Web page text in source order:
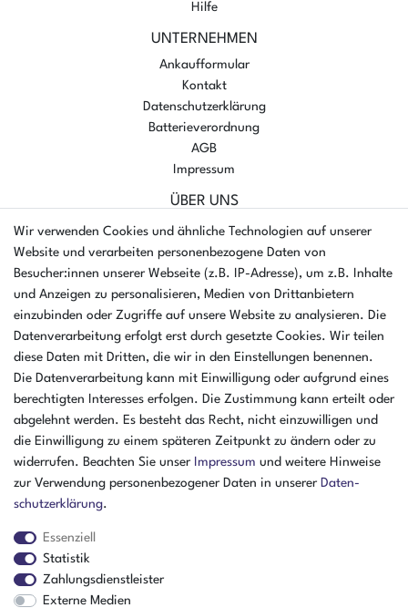
Hilfe
UNTERNEHMEN
Ankaufformular
Kontakt
Datenschutzerklärung
Batterieverordnung
AGB
Impressum
ÜBER UNS
AMIKON GMBH
Einsteinstr. 8a
46325 Borken
Deutschland
Öffnungszeiten Montag - Donnerstag
07:30 - 16:00 Uhr
Öffnungszeiten Freitag
07:30 - 15:00 Uhr
ZAHLUNGSARTEN
Wir verwenden Cookies und ähnliche Technologien auf unserer
Website und verarbeiten personenbezogene Daten von
Besucher:innen unserer Webseite (z.B. IP-Adresse), um z.B. Inhalte
und Anzeigen zu personalisieren, Medien von Drittanbietern
einzubinden oder Zugriffe auf unsere Website zu analysieren. Die
Datenverarbeitung erfolgt erst durch gesetzte Cookies. Wir teilen
diese Daten mit Dritten, die wir in den Einstellungen benennen.
Die Datenverarbeitung kann mit Einwilligung oder aufgrund eines
berechtigten Interesses erfolgen. Die Zustimmung kann erteilt oder
abgelehnt werden. Es besteht das Recht, nicht einzuwilligen und
die Einwilligung zu einem späteren Zeitpunkt zu ändern oder zu
widerrufen. Beachten Sie unser Impressum und weitere Hinweise
zur Verwendung personenbezogener Daten in unserer Daten­
schutz­erklärung.
Essenziell
Statistik
Zahlungsdienstleister
Externe Medien